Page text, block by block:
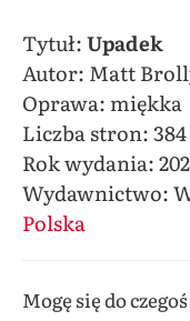
Tytuł:Upadek
Autor: Matt
Oprawa: miękka
Liczba stron: 384
Rok wydania:
Wydawnictwo:
Polska
Mogę się do